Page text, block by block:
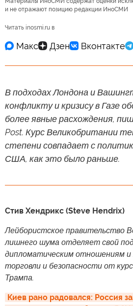
и не отражают позицию редакции ИноСМИ
Читать inosmi.ru в
В подходах Лондона и
конфликту и кризису в Газе
более явные расхождения,
Post. Курс Великобритании
степени совпадает с
США, как это было раньше.
Стив Хендрикс (Steve Hendrix)
Лейбористское правительство
лишнего шума отделяет свой
дипломатическим отношениям и
торговли и безопасности от
Трампа.
Киев рано радовался: Россия